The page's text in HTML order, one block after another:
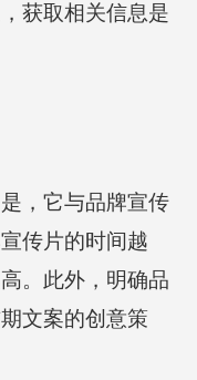
获取相关信息是
，它与品牌宣传
传片的时间越
。此外，明确品
文案的创意策